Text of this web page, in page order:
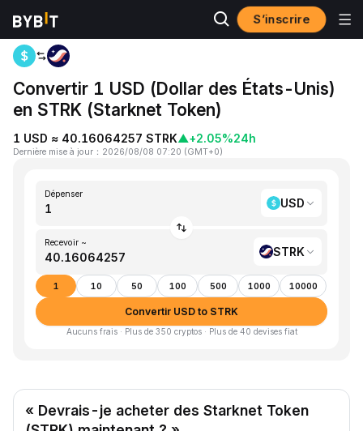
S’inscrire
Accueil
Convertir 1 USD (Dollar des États-Unis)
en STRK (Starknet Token)
1 USD ≈ 40.16064257 STRK▲+2.05%24h
Dernière mise à jour ： 2026/08/08 07:20 (GMT+0)
Dépenser
USD
Recevoir ~
STRK
1 10 50 100 500 1000 10000
Convertir USD to STRK
Aucuns frais · Plus de 350 cryptos · Plus de 40 devises fiat
« Devrais-je acheter des Starknet Token